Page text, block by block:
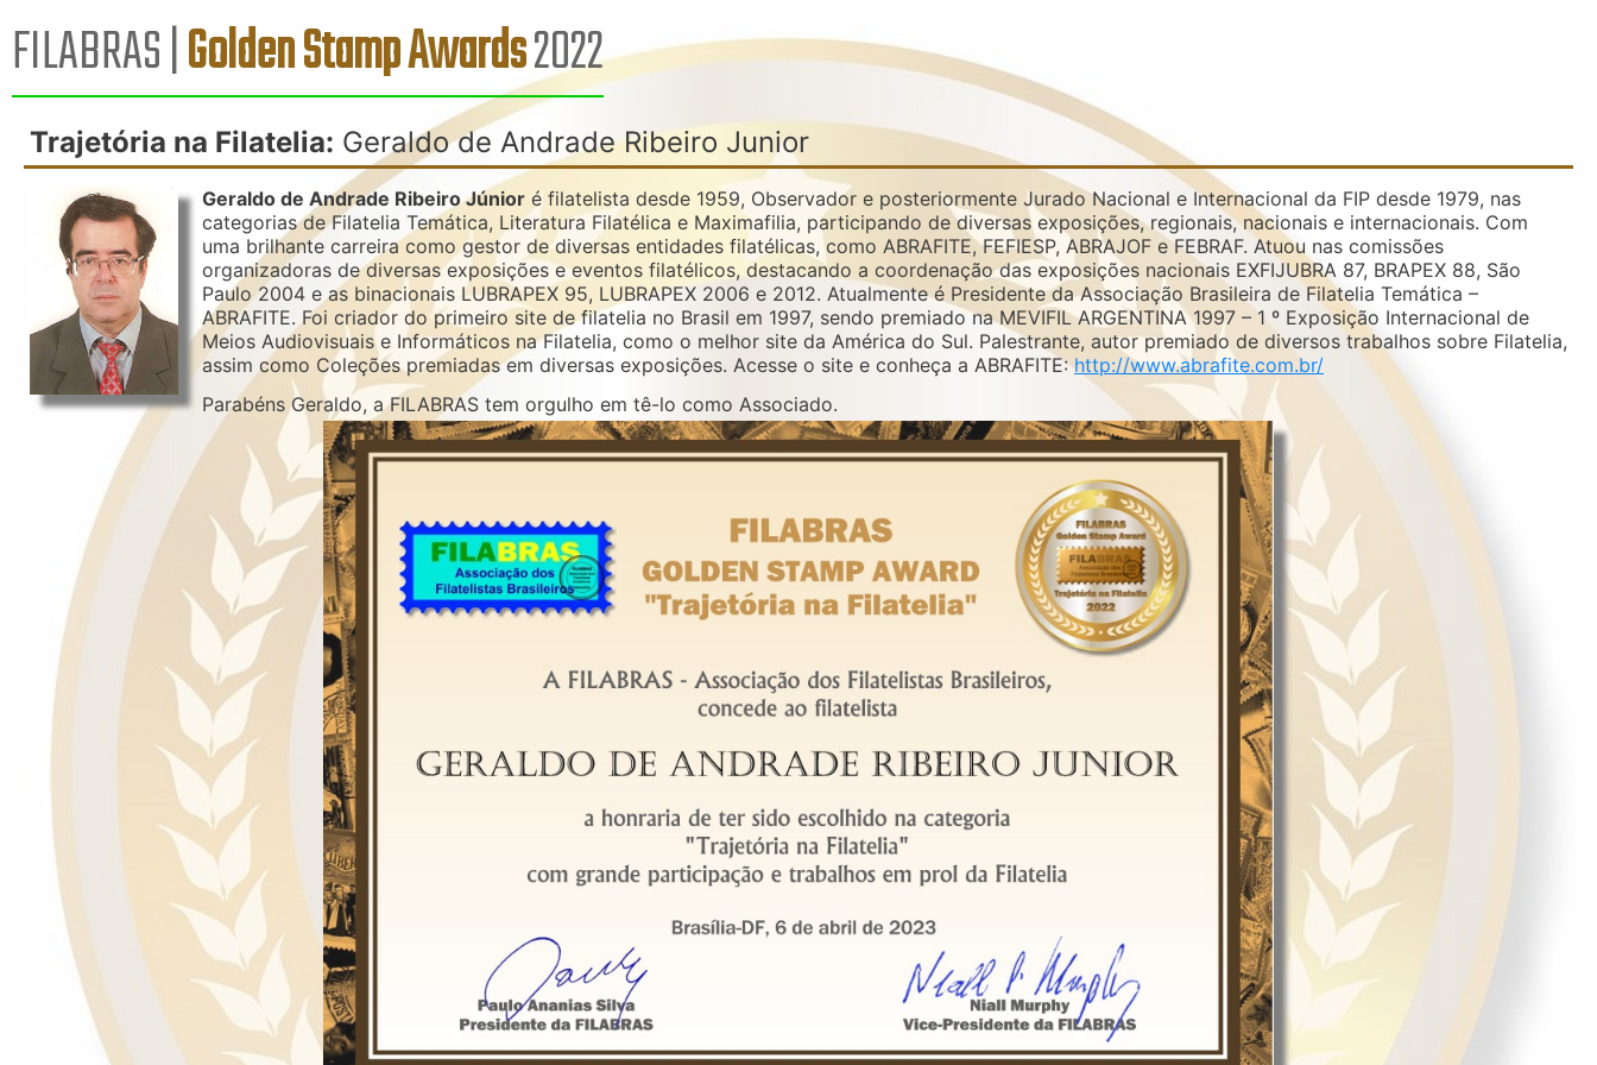
FILABRAS |Golden Stamp Awards2022
Trajetória na Filatelia: Geraldo de Andrade Ribeiro Junior
Geraldo de Andrade Ribeiro Júnior é filatelista desde 1959, Observador e posteriormente Jurado Nacional e Internacional da FIP desde 1979, nas
categorias de Filatelia Temática, Literatura Filatélica e Maximafilia, participando de diversas exposições, regionais, nacionais e internacionais. Com
uma brilhante carreira como gestor de diversas entidades filatélicas, como ABRAFITE, FEFIESP, ABRAJOF e FEBRAF. Atuou nas comissões
organizadoras de diversas exposições e eventos filatélicos, destacando a coordenação das exposições nacionais EXFIJUBRA 87, BRAPEX 88, São
Paulo 2004 e as binacionais LUBRAPEX 95, LUBRAPEX 2006 e 2012. Atualmente é Presidente da Associação Brasileira de Filatelia Temática –
ABRAFITE. Foi criador do primeiro site de filatelia no Brasil em 1997, sendo premiado na MEVIFIL ARGENTINA 1997 – 1 º Exposição Internacional de
Meios Audiovisuais e Informáticos na Filatelia, como o melhor site da América do Sul. Palestrante, autor premiado de diversos trabalhos sobre Filatelia,
assim como Coleções premiadas em diversas exposições. Acesse o site e conheça a ABRAFITE:http://www.abrafite.com.br/
Parabéns Geraldo, a FILABRAS tem orgulho em tê-lo como Associado.